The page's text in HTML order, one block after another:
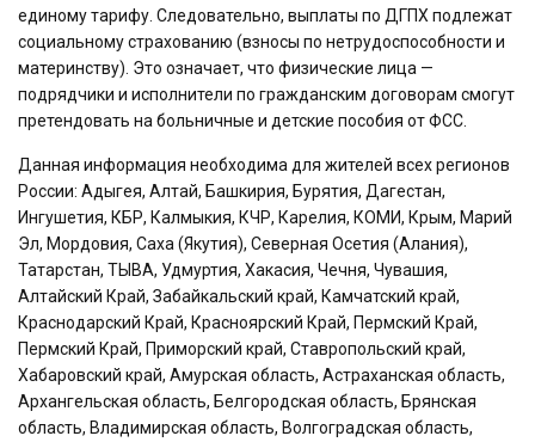
единому тарифу. Следовательно, выплаты по ДГПХ подлежат
социальному страхованию (взносы по нетрудоспособности и
материнству). Это означает, что физические лица —
подрядчики и исполнители по гражданским договорам смогут
претендовать на больничные и детские пособия от ФСС.
Данная информация необходима для жителей всех регионов
России: Адыгея, Алтай, Башкирия, Бурятия, Дагестан,
Ингушетия, КБР, Калмыкия, КЧР, Карелия, КОМИ, Крым, Марий
Эл, Мордовия, Саха (Якутия), Северная Осетия (Алания),
Татарстан, ТЫВА, Удмуртия, Хакасия, Чечня, Чувашия,
Алтайский Край, Забайкальский край, Камчатский край,
Краснодарский Край, Красноярский Край, Пермский Край,
Пермский Край, Приморский край, Ставропольский край,
Хабаровский край, Амурская область, Астраханская область,
Архангельская область, Белгородская область, Брянская
область, Владимирская область, Волгоградская область,